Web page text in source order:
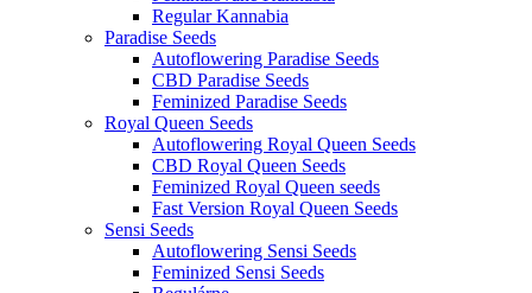
Regular Kannabia
Paradise Seeds
Autoflowering Paradise Seeds
CBD Paradise Seeds
Feminized Paradise Seeds
Royal Queen Seeds
Autoflowering Royal Queen Seeds
CBD Royal Queen Seeds
Feminized Royal Queen seeds
Fast Version Royal Queen Seeds
Sensi Seeds
Autoflowering Sensi Seeds
Feminized Sensi Seeds